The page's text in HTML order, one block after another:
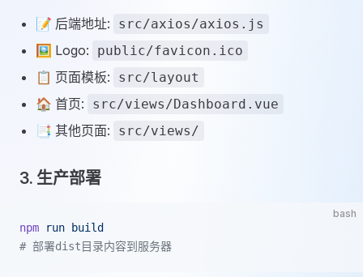
📝 后端地址: src/axios/axios.js
🖼️ Logo: public/favicon.ico
📋 页面模板: src/layout
🏠 首页: src/views/Dashboard.vue
📑 其他页面: src/views/
3. 生产部署
bash
npm run build
# 部署dist目录内容到服务器